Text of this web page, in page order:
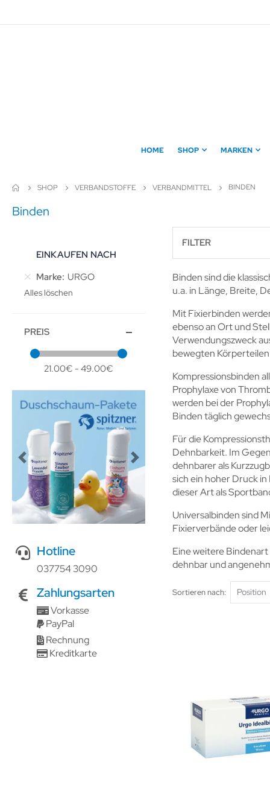
zum
HOME SHOP MARKEN
SHOP VERBANDSTOFFE VERBANDMITTEL BINDEN
Binden
FILTER
Binden sind die
u.a. in Länge, Breite,
Mit Fixierbinden
ebenso an Ort und
Verwendungszweck
bewegten
Kompressionsbinden
Prophylaxe von
werden bei der
Binden täglich
Für die
Dehnbarkeit. Im
dehnbarer als
sich ein hoher Druck
dieser Art als
Universalbinden sind
Fixierverbände oder
Eine weitere
dehnbar und
Sortieren nach
EINKAUFEN NACH
Marke URGO
Alles löschen
PREIS
21.00€ - 49.00€
Previous Next
Hotline
037754 3090
Zahlungsarten
Vorkasse
PayPal
Rechnung
Kreditkarte